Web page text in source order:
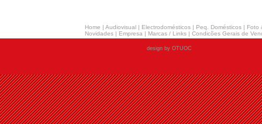
Home | Audiovisual | Electrodomésticos | Peq. Domésticos | Foto
Novidades | Empresa | Marcas / Links | Condicões Gerais de
design by OTUOC